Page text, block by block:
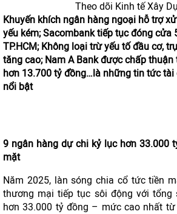
Theo dõi Kinh tế Xây
Khuyến khích ngân hàng ngoại hỗ trợ
yếu kém; Sacombank tiếp tục đóng cửa
TP.HCM; Không loại trừ yếu tố đầu cơ,
tăng cao; Nam A Bank được chấp thuận
hơn 13.700 tỷ đồng…là những tin tức tài
nổi bật
9 ngân hàng dự chi kỷ lục hơn 33.000
mặt
Năm 2025, làn sóng chia cổ tức tiền
thương mại tiếp tục sôi động với tổng
hơn 33.000 tỷ đồng – mức cao nhất từ